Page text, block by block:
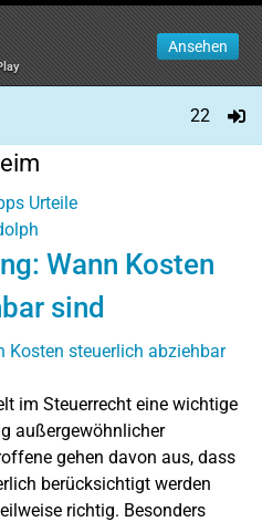
Ansehen
22
Urteile
Wann Kosten
sind
im Steuerrecht eine wichtige
außergewöhnlicher
gehen davon aus, dass
berücksichtigt werden
richtig. Besonders